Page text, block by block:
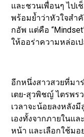
และชวนเพื่อนๆ ไปเ
พร้อมย้ำว่าหัวใจสำ
กอัพ แต่คือ
ให้ออร่าความหล่อเ
อีกหนึ่งสาวสวยที่มา
เตย-สุวพิชญ์ ไตรพร
เวลาจะน้อยลงหลัง
เองทั้งจากภายในแ
หน้า และเลือกใช้มอ